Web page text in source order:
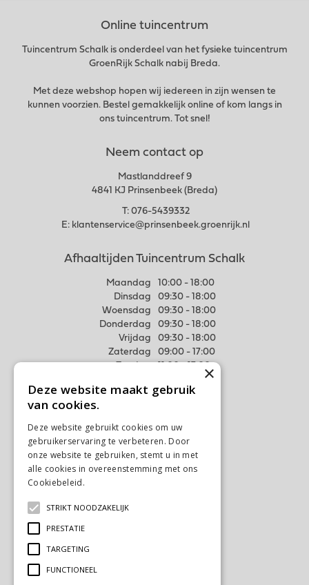
Online tuincentrum
Tuincentrum Schalk is onderdeel van het fysieke tuincentrum
GroenRijk Schalk nabij Breda.
Met deze webshop hopen wij iedereen in zijn wensen te
kunnen voorzien. Bestel gemakkelijk online of kom langs in
ons tuincentrum. Tot snel!
Neem contact op
Mastlanddreef 9
4841 KJ Prinsenbeek (Breda)
T: 076-5439332
E: klantenservice@prinsenbeek.groenrijk.nl
Afhaaltijden Tuincentrum Schalk
Maandag
10:00 - 18:00
Dinsdag
09:30 - 18:00
Woensdag
09:30 - 18:00
Donderdag
09:30 - 18:00
Vrijdag
09:30 - 18:00
Zaterdag
09:00 - 17:00
Meer weten
Algemene voorwaarden
Privacy Statement
Disclaimer
×
Deze website maakt gebruik
van cookies.
Deze website gebruikt cookies om uw
gebruikerservaring te verbeteren. Door
onze website te gebruiken, stemt u in met
alle cookies in overeenstemming met ons
Cookiebeleid.
STRIKT NOODZAKELIJK
PRESTATIE
TARGETING
FUNCTIONEEL